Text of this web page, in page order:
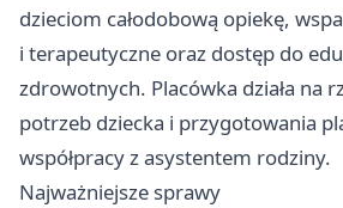
dzieciom całodobową opiekę,
i terapeutyczne oraz dostęp do
zdrowotnych. Placówka działa na
potrzeb dziecka i przygotowania
współpracy z asystentem rodziny.
Najważniejsze sprawy